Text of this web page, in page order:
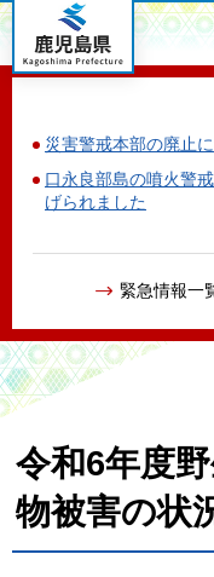
鹿児島県
災害警戒本部の廃止
口永良部島の噴火警
げられました
緊急情報一
令和6年度
物被害の状